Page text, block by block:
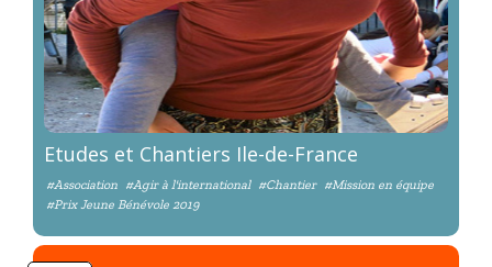
Etudes et Chantiers Ile-de-France
#Association #Agir à l'international #Chantier #Mission en équipe
#Prix Jeune Bénévole 2019